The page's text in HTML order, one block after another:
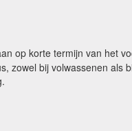
op korte termijn van het
zowel bij volwassenen